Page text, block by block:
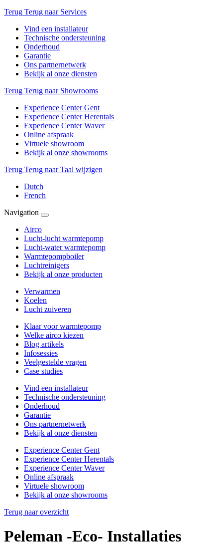
Terug Terug naar Services
Vind een installateur
Technische ondersteuning
Onderhoud
Garantie
Ons partnernetwerk
Bekijk al onze diensten
Terug Terug naar Showrooms
Experience Center Gent
Experience Center Herentals
Experience Center Waver
Online afspraak
Virtuele showroom
Bekijk al onze showrooms
Terug Terug naar Taal wijzigen
Dutch
French
Navigation
Airco
Lucht-lucht warmtepomp
Lucht-water warmtepomp
Warmtepompboiler
Luchtreinigers
Bekijk al onze producten
Verwarmen
Koelen
Lucht zuiveren
Klaar voor warmtepomp
Welke airco kiezen
Blog artikels
Infosessies
Veelgestelde vragen
Case studies
Vind een installateur
Technische ondersteuning
Onderhoud
Garantie
Ons partnernetwerk
Bekijk al onze diensten
Experience Center Gent
Experience Center Herentals
Experience Center Waver
Online afspraak
Virtuele showroom
Bekijk al onze showrooms
Terug naar overzicht
Peleman -Eco- Installaties